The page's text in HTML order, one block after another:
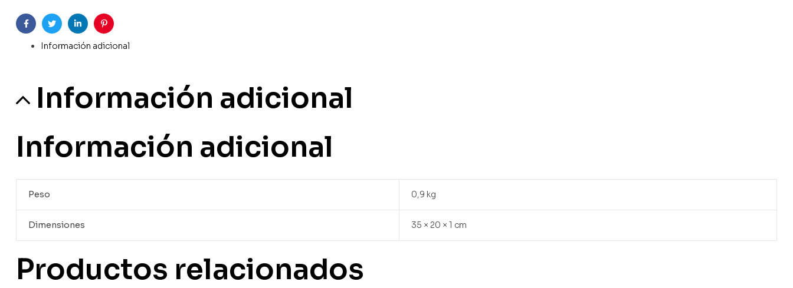
FacebookTwitterLinkedinPinterest
Información adicional
Información adicional
Información adicional
Peso 0,9 kg
Dimensiones 35 × 20 × 1 cm
Productos relacionados